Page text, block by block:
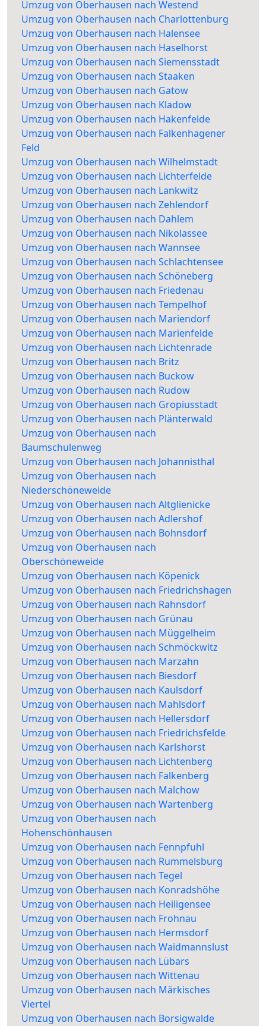
Umzug von Oberhausen nach Westend
Umzug von Oberhausen nach Charlottenburg
Umzug von Oberhausen nach Halensee
Umzug von Oberhausen nach Haselhorst
Umzug von Oberhausen nach Siemensstadt
Umzug von Oberhausen nach Staaken
Umzug von Oberhausen nach Gatow
Umzug von Oberhausen nach Kladow
Umzug von Oberhausen nach Hakenfelde
Umzug von Oberhausen nach Falkenhagener
Feld
Umzug von Oberhausen nach Wilhelmstadt
Umzug von Oberhausen nach Lichterfelde
Umzug von Oberhausen nach Lankwitz
Umzug von Oberhausen nach Zehlendorf
Umzug von Oberhausen nach Dahlem
Umzug von Oberhausen nach Nikolassee
Umzug von Oberhausen nach Wannsee
Umzug von Oberhausen nach Schlachtensee
Umzug von Oberhausen nach Schöneberg
Umzug von Oberhausen nach Friedenau
Umzug von Oberhausen nach Tempelhof
Umzug von Oberhausen nach Mariendorf
Umzug von Oberhausen nach Marienfelde
Umzug von Oberhausen nach Lichtenrade
Umzug von Oberhausen nach Britz
Umzug von Oberhausen nach Buckow
Umzug von Oberhausen nach Rudow
Umzug von Oberhausen nach Gropiusstadt
Umzug von Oberhausen nach Plänterwald
Umzug von Oberhausen nach
Baumschulenweg
Umzug von Oberhausen nach Johannisthal
Umzug von Oberhausen nach
Niederschöneweide
Umzug von Oberhausen nach Altglienicke
Umzug von Oberhausen nach Adlershof
Umzug von Oberhausen nach Bohnsdorf
Umzug von Oberhausen nach
Oberschöneweide
Umzug von Oberhausen nach Köpenick
Umzug von Oberhausen nach Friedrichshagen
Umzug von Oberhausen nach Rahnsdorf
Umzug von Oberhausen nach Grünau
Umzug von Oberhausen nach Müggelheim
Umzug von Oberhausen nach Schmöckwitz
Umzug von Oberhausen nach Marzahn
Umzug von Oberhausen nach Biesdorf
Umzug von Oberhausen nach Kaulsdorf
Umzug von Oberhausen nach Mahlsdorf
Umzug von Oberhausen nach Hellersdorf
Umzug von Oberhausen nach Friedrichsfelde
Umzug von Oberhausen nach Karlshorst
Umzug von Oberhausen nach Lichtenberg
Umzug von Oberhausen nach Falkenberg
Umzug von Oberhausen nach Malchow
Umzug von Oberhausen nach Wartenberg
Umzug von Oberhausen nach
Hohenschönhausen
Umzug von Oberhausen nach Fennpfuhl
Umzug von Oberhausen nach Rummelsburg
Umzug von Oberhausen nach Tegel
Umzug von Oberhausen nach Konradshöhe
Umzug von Oberhausen nach Heiligensee
Umzug von Oberhausen nach Frohnau
Umzug von Oberhausen nach Hermsdorf
Umzug von Oberhausen nach Waidmannslust
Umzug von Oberhausen nach Lübars
Umzug von Oberhausen nach Wittenau
Umzug von Oberhausen nach Märkisches
Viertel
Umzug von Oberhausen nach Borsigwalde